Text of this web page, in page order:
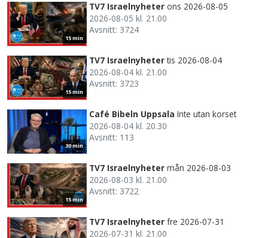
15 min
TV7 Israelnyheter ons 2026-08-05
2026-08-05 kl. 21.00
Avsnitt: 3724
15 min
TV7 Israelnyheter tis 2026-08-04
2026-08-04 kl. 21.00
Avsnitt: 3723
30 min
Café Bibeln Uppsala Inte utan korset
2026-08-04 kl. 20.30
Avsnitt: 113
15 min
TV7 Israelnyheter mån 2026-08-03
2026-08-03 kl. 21.00
Avsnitt: 3722
TV7 Israelnyheter fre 2026-07-31
2026-07-31 kl. 21.00